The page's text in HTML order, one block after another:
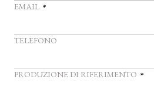
EMAIL *
TELEFONO
PRODUZIONE DI RIFERIMENTO *